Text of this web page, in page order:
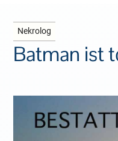
Nekrolog
Batman ist